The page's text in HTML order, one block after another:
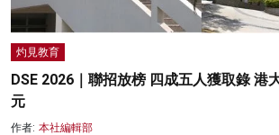
灼見教育
DSE 2026｜聯招放榜 四成五人獲取錄 港
元
作者: 本社編輯部